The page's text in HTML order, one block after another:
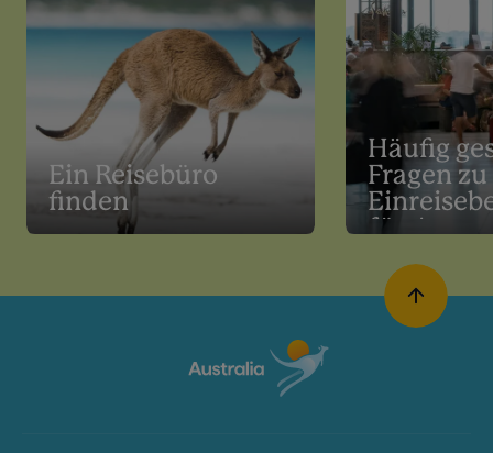
Ein Reisebüro
finden
Häufig
Fragen
für